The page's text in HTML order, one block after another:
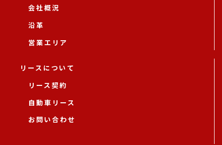
会社概況
沿革
営業エリア
リースについて
リース契約
自動車リース
お問い合わせ